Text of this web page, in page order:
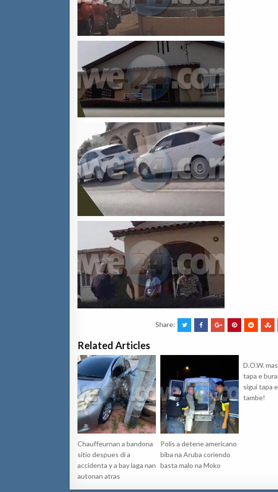
Share:
Related Articles
Chauffeurnan a bandona
sitio despues di a
accidenta y a bay laga nan
autonan atras
Polis a detene americano
biba na Aruba coriendo
basta malo na Moko
D.O.W.
tapa e
sigui tapa
tambe!